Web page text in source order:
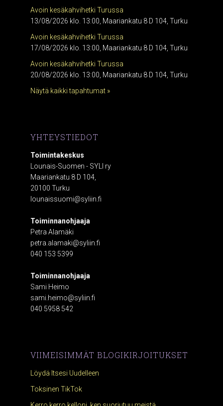
Avoin kesäkahvihetki Turussa
13/08/2026 klo. 13:00, Maariankatu 8 D 104, Turku
Avoin kesäkahvihetki Turussa
17/08/2026 klo. 13:00, Maariankatu 8 D 104, Turku
Avoin kesäkahvihetki Turussa
20/08/2026 klo. 13:00, Maariankatu 8 D 104, Turku
Näytä kaikki tapahtumat »
YHTEYSTIEDOT
Toimintakeskus
Lounais-Suomen - SYLI ry
Maariankatu 8 D 104,
20100 Turku
lounaissuomi@syliin.fi
Toiminnanohjaaja
Petra Alamäki
petra.alamaki@syliin.fi
040 153 5399
Toiminnanohjaaja
Sami Heimo
sami.heimo@syliin.fi
040 5958 542
VIIMEISIMMÄT BLOGIKIRJOITUKSET
Löydä Itsesi Uudelleen
Toksinen TikTok